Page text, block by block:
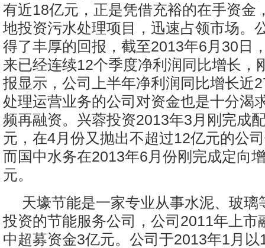
有近18亿元，正是凭借充裕的在手资金
地投资污水处理项目，迅速占领市场。
得了丰厚的回报，截至2013年6月30日
来已经连续12个季度净利润同比增长，
报显示，公司上半年净利润同比增长近
处理运营业务的公司对资金也是十分渴
频再融资。兴蓉投资2013年3月刚完成
元，在4月份又抛出不超过12亿元的公
而国中水务在2013年6月份刚完成定向
元。
天壕节能是一家专业从事水泥、玻璃
投资的节能服务公司，公司2011年上市
中超募资金3亿元。公司于2013年1月以